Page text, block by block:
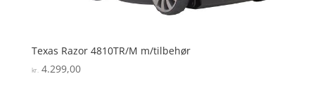
Texas Razor 4810TR/M m/tilbehør
kr.4.299,00